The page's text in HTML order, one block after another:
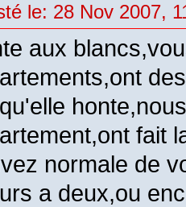
le: 28 Nov 2007,
aux
fait
normale de
a deux,ou